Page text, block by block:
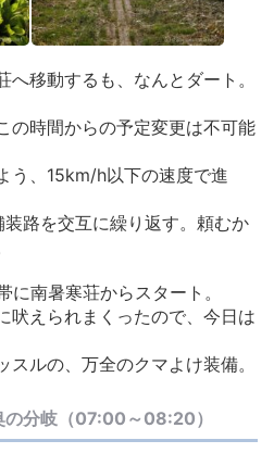
移動するも、なんとダート。
の時間からの予定変更は不可能
う、15km/h以下の速度で進
路を交互に繰り返す。頼むか
南暑寒荘からスタート。
吠えられまくったので、今日は
ルの、万全のクマよけ装備。
の分岐（07:00～08:20）